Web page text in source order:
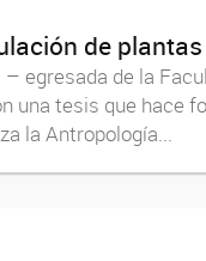
de
egresada de la
una tesis que hace
la Antropología...